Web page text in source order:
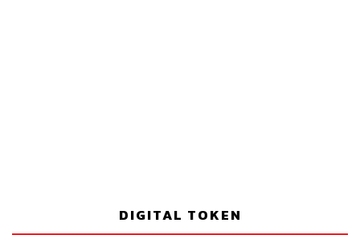
DIGITAL TOKEN